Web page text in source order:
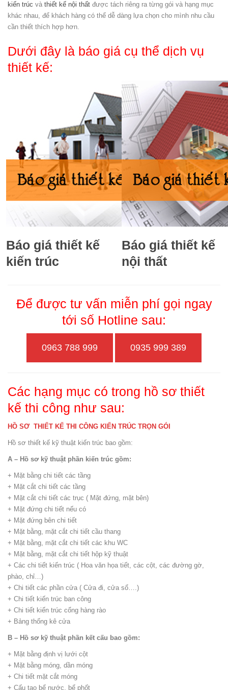
kiến trúc và thiết kế nội thất được tách riêng ra từng gói và hạng mục
khác nhau, để khách hàng có thể dễ dàng lựa chọn cho mình nhu cầu
cần thiết thích hợp hơn.
Dưới đây là báo giá cụ thể dịch vụ
thiết kế:
Báo giá thiết kế
kiến trúc
Báo giá thiết kế
nội thất
Để được tư vấn miễn phí gọi ngay
tới số Hotline sau:
0963 788 999 0935 999 389
Các hạng mục có trong hồ sơ thiết
kế thi công như sau:
HỒ SƠ THIẾT KẾ THI CÔNG KIẾN TRÚC TRỌN GÓI
Hồ sơ thiết kế kỹ thuật kiến trúc bao gồm:
A – Hồ sơ kỹ thuật phần kiến trúc gồm:
+ Mặt bằng chi tiết các tầng
+ Mặt cắt chi tiết các tầng
+ Mặt cắt chi tiết các trục ( Mặt đứng, mặt bên)
+ Mặt đứng chi tiết nếu có
+ Mặt đứng bên chi tiết
+ Mặt bằng, mặt cắt chi tiết cầu thang
+ Mặt bằng, mặt cắt chi tiết các khu WC
+ Mặt bằng, mặt cắt chi tiết hộp kỹ thuật
+ Các chi tiết kiến trúc ( Hoa văn họa tiết, các cột, các đường gờ,
phào, chỉ…)
+ Chi tiết các phần cửa ( Cửa đi, cửa sổ….)
+ Chi tiết kiến trúc ban công
+ Chi tiết kiến trúc cổng hàng rào
+ Bảng thống kê cửa
B – Hồ sơ kỹ thuật phần kết cấu bao gồm:
+ Mặt bằng định vị lưới cột
+ Mặt bằng móng, dần móng
+ Chi tiết mặt cắt móng
+ Cấu tạo bể nước, bể phốt